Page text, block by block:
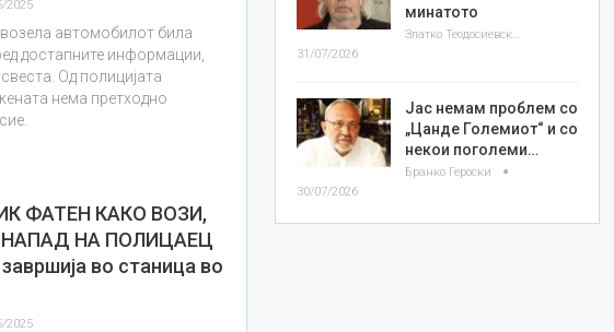
2025
автомобилот била
достапните информации,
Од полицијата
нема претходно
ФАТЕН КАКО ВОЗИ,
НА ПОЛИЦАЕЦ
во станица во
2025
минатото
Златко Теодосиевски
31/07/2026
Јас немам проблем со
„Цанде Големиот“ и со
некои поголеми…
Бранко Героски
30/07/2026